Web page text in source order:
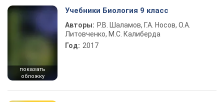
показать
обложку
Учебники Биология 9 класс
Авторы: Р.В. Шаламов, Г.А. Носов, О.А.
Литовченко, М.С. Калиберда
Год: 2017